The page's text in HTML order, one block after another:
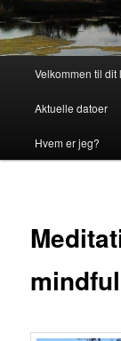
Fortsæt
til
primært
Velkommen til dit
Aktuelle datoer
Hvem er jeg?